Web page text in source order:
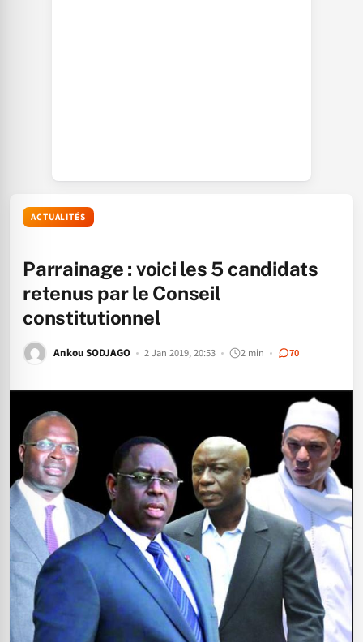
ACTUALITÉS
Parrainage : voici les 5 candidats
retenus par le Conseil
constitutionnel
Ankou SODJAGO 2 Jan 2019, 20:53 2 min 70